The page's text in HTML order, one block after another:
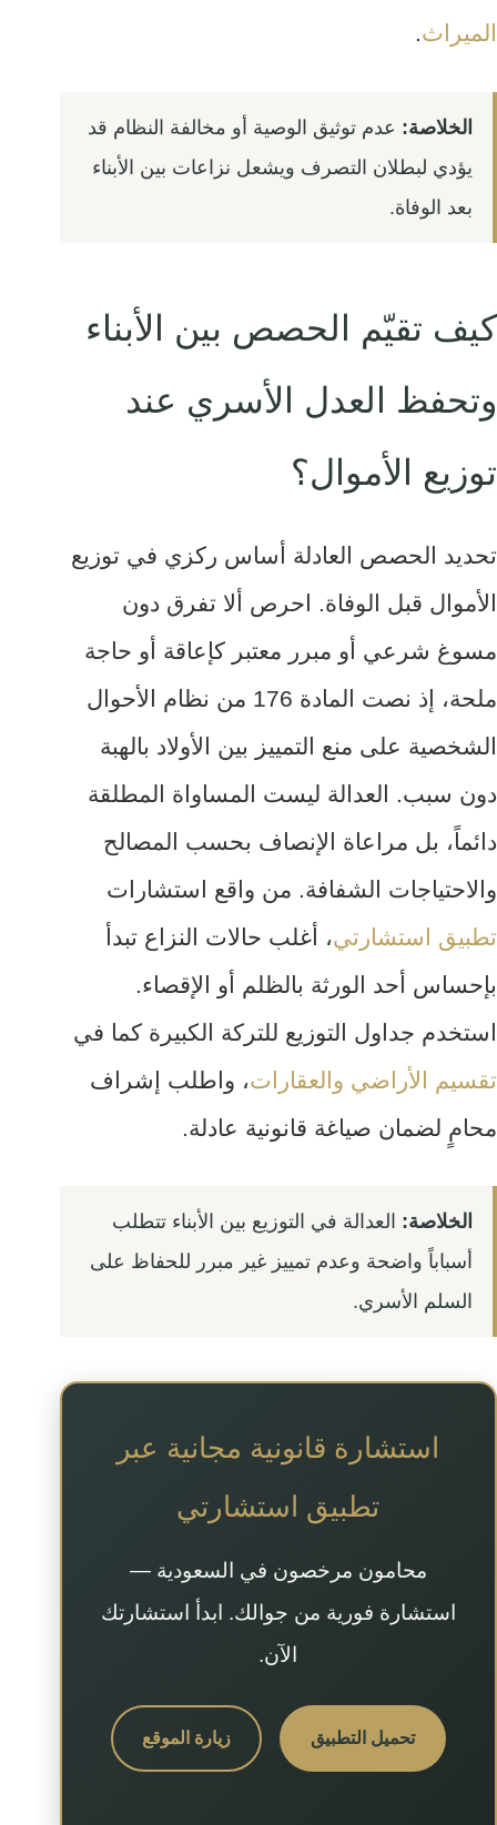
الميراث.
الخلاصة: عدم توثيق الوصية أو مخالفة النظام قد
يؤدي لبطلان التصرف ويشعل نزاعات بين الأبناء
بعد الوفاة.
كيف تقيّم الحصص بين الأبناء
وتحفظ العدل الأسري عند
توزيع الأموال؟
تحديد الحصص العادلة أساس ركزي في توزيع
الأموال قبل الوفاة. احرص ألا تفرق دون
مسوغ شرعي أو مبرر معتبر كإعاقة أو حاجة
ملحة، إذ نصت المادة 176 من نظام الأحوال
الشخصية على منع التمييز بين الأولاد بالهبة
دون سبب. العدالة ليست المساواة المطلقة
دائماً، بل مراعاة الإنصاف بحسب المصالح
والاحتياجات الشفافة. من واقع استشارات
تطبيق استشارتي، أغلب حالات النزاع تبدأ
بإحساس أحد الورثة بالظلم أو الإقصاء.
استخدم جداول التوزيع للتركة الكبيرة كما في
تقسيم الأراضي والعقارات، واطلب إشراف
محامٍ لضمان صياغة قانونية عادلة.
الخلاصة: العدالة في التوزيع بين الأبناء تتطلب
أسباباً واضحة وعدم تمييز غير مبرر للحفاظ على
السلم الأسري.
استشارة قانونية مجانية عبر
تطبيق استشارتي
محامون مرخصون في السعودية —
استشارة فورية من جوالك. ابدأ استشارتك
الآن.
تحميل التطبيق زيارة الموقع